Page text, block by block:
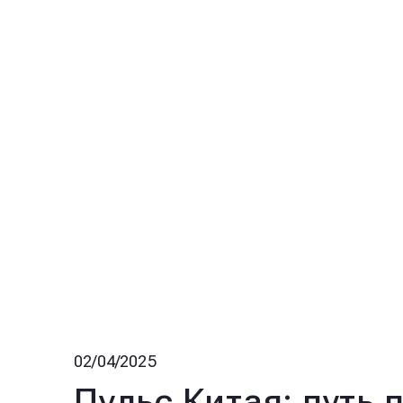
02/04/2025